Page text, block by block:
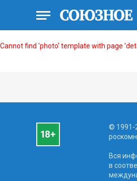
Cannot find 'photo' template with page
© 1991-
Вся
в